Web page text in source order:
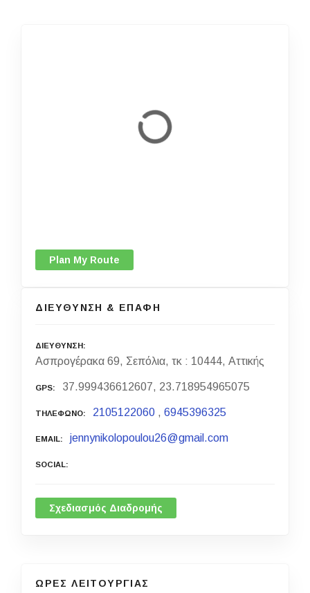
Plan My Route
ΔΙΕΥΘΥΝΣΗ & ΕΠΑΦΗ
ΔΙΕΥΘΥΝΣΗ
Ασπρογέρακα 69, Σεπόλια, τκ : 10444, Αττικής
GPS 37.999436612607, 23.718954965075
ΤΗΛΕΦΩΝΟ 2105122060 ,6945396325
EMAIL jennynikolopoulou26@gmail.com
SOCIAL
Σχεδιασμός Διαδρομής
ΩΡΕΣ ΛΕΙΤΟΥΡΓΙΑΣ